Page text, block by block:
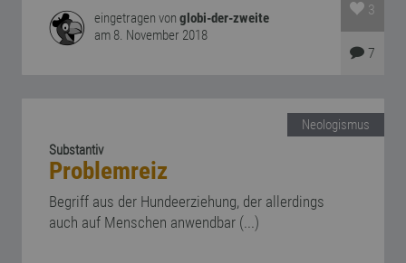
eingetragen vonglobi-der-zweite
am 8. November 2018
3
7
Neologismus
Substantiv
Problemreiz
Begriff aus der Hundeerziehung, der allerdings
auch auf Menschen anwendbar (...)